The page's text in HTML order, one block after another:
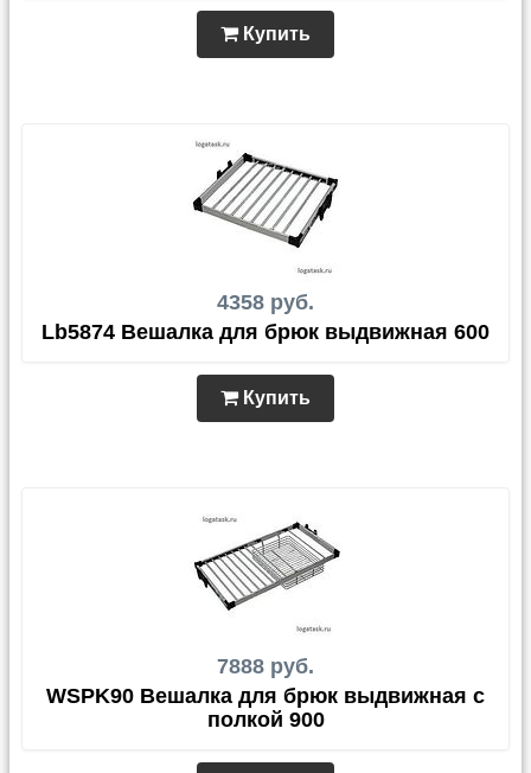
Купить
4358 руб.
Lb5874 Вешалка для брюк выдвижная 600
Купить
7888 руб.
WSPK90 Вешалка для брюк выдвижная с
полкой 900